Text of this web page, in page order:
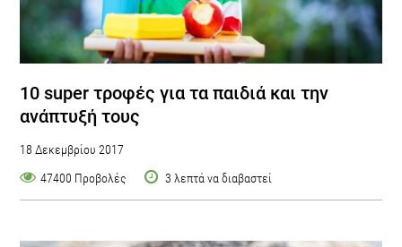
10 super τροφές για τα παιδιά και την
ανάπτυξή τους
18 Δεκεμβρίου 2017
47400 Προβολές
3 λεπτά να διαβαστεί